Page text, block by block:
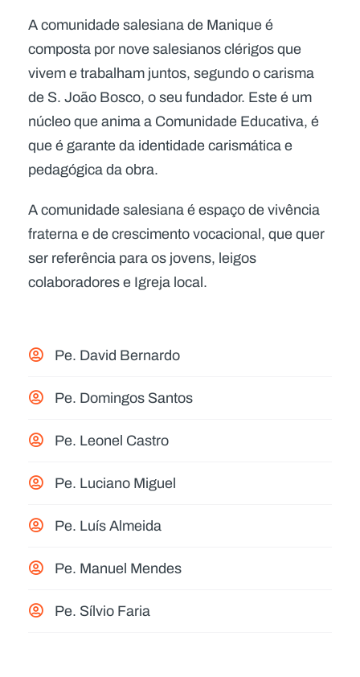
A comunidade salesiana de Manique é
composta por nove salesianos clérigos que
vivem e trabalham juntos, segundo o carisma
de S. João Bosco, o seu fundador. Este é um
núcleo que anima a Comunidade Educativa, é
que é garante da identidade carismática e
pedagógica da obra.
A comunidade salesiana é espaço de vivência
fraterna e de crescimento vocacional, que quer
ser referência para os jovens, leigos
colaboradores e Igreja local.
Pe. David Bernardo
Pe. Domingos Santos
Pe. Leonel Castro
Pe. Luciano Miguel
Pe. Luís Almeida
Pe. Manuel Mendes
Pe. Sílvio Faria